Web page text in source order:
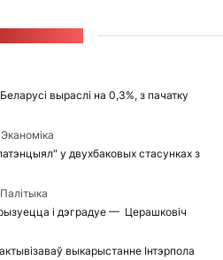
выраслі на 0,3%, з пачатку
у двухбаковых стасунках з
і дэградуе — Церашковіч
выкарыстанне Інтэрпола